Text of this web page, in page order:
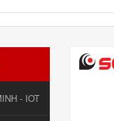
- IOT